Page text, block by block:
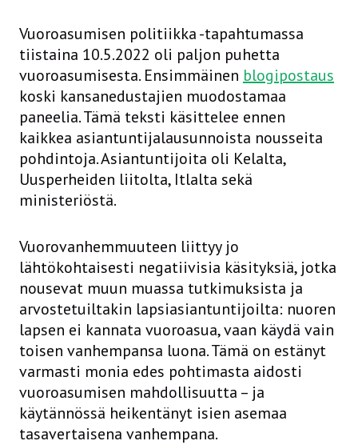
Vuoroasumisen politiikka -tapahtumassa
tiistaina 10.5.2022 oli paljon puhetta
vuoroasumisesta. Ensimmäinen blogipostaus
koski kansanedustajien muodostamaa
paneelia. Tämä teksti käsittelee ennen
kaikkea asiantuntijalausunnoista nousseita
pohdintoja. Asiantuntijoita oli Kelalta,
Uusperheiden liitolta, Itlalta sekä
ministeriöstä.
Vuorovanhemmuuteen liittyy jo
lähtökohtaisesti negatiivisia käsityksiä, jotka
nousevat muun muassa tutkimuksista ja
arvostetuiltakin lapsiasiantuntijoilta: nuoren
lapsen ei kannata vuoroasua, vaan käydä vain
toisen vanhempansa luona. Tämä on estänyt
varmasti monia edes pohtimasta aidosti
vuoroasumisen mahdollisuutta – ja
käytännössä heikentänyt isien asemaa
tasavertaisena vanhempana.